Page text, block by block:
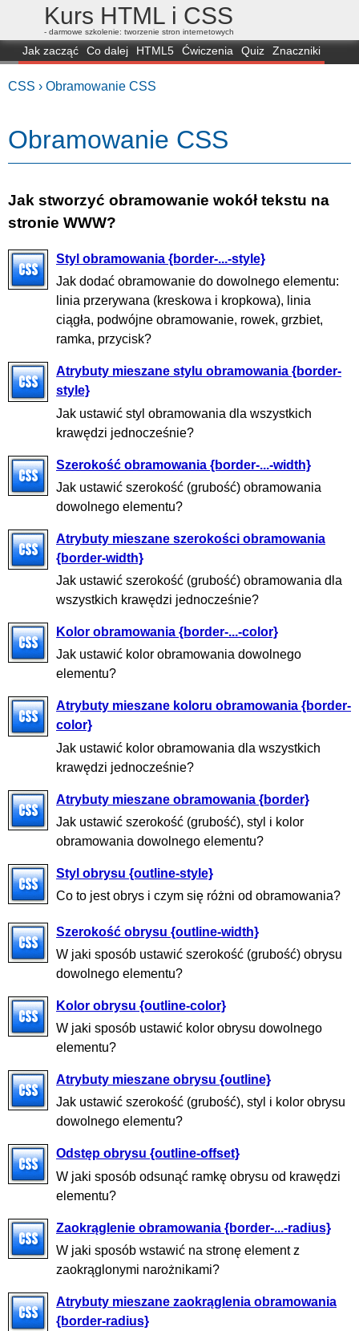
Kurs HTML i CSS
- darmowe szkolenie: tworzenie stron internetowych
Jak zacząć Co dalej HTML5 Ćwiczenia Quiz
Znaczniki
CSS › Obramowanie CSS
Obramowanie CSS
Jak stworzyć obramowanie wokół tekstu na
stronie WWW?
Styl obramowania {border-...-style}
Jak dodać obramowanie do dowolnego elementu:
linia przerywana (kreskowa i kropkowa), linia
ciągła, podwójne obramowanie, rowek, grzbiet,
ramka, przycisk?
Atrybuty mieszane stylu obramowania {border-
style}
Jak ustawić styl obramowania dla wszystkich
krawędzi jednocześnie?
Szerokość obramowania {border-...-width}
Jak ustawić szerokość (grubość) obramowania
dowolnego elementu?
Atrybuty mieszane szerokości obramowania
{border-width}
Jak ustawić szerokość (grubość) obramowania dla
wszystkich krawędzi jednocześnie?
Kolor obramowania {border-...-color}
Jak ustawić kolor obramowania dowolnego
elementu?
Atrybuty mieszane koloru obramowania {border-
color}
Jak ustawić kolor obramowania dla wszystkich
krawędzi jednocześnie?
Atrybuty mieszane obramowania {border}
Jak ustawić szerokość (grubość), styl i kolor
obramowania dowolnego elementu?
Styl obrysu {outline-style}
Co to jest obrys i czym się różni od obramowania?
Szerokość obrysu {outline-width}
W jaki sposób ustawić szerokość (grubość) obrysu
dowolnego elementu?
Kolor obrysu {outline-color}
W jaki sposób ustawić kolor obrysu dowolnego
elementu?
Atrybuty mieszane obrysu {outline}
Jak ustawić szerokość (grubość), styl i kolor obrysu
dowolnego elementu?
Odstęp obrysu {outline-offset}
W jaki sposób odsunąć ramkę obrysu od krawędzi
elementu?
Zaokrąglenie obramowania {border-...-radius}
W jaki sposób wstawić na stronę element z
zaokrąglonymi narożnikami?
Atrybuty mieszane zaokrąglenia obramowania
{border-radius}